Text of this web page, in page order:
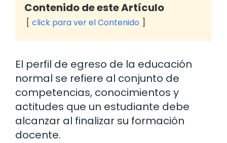
Contenido de este Artículo
click para ver el Contenido
El perfil de egreso de la educación
normal se refiere al conjunto de
competencias, conocimientos y
actitudes que un estudiante debe
alcanzar al finalizar su formación
docente.